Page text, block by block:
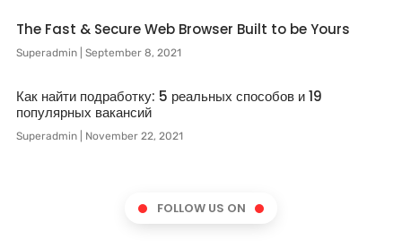
The Fast & Secure Web Browser Built to be Yours
Superadmin September 8, 2021
Как найти подработку: 5 реальных способов и 19
популярных вакансий
Superadmin November 22, 2021
FOLLOW US ON